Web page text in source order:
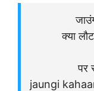
क्या
पर
jaungi